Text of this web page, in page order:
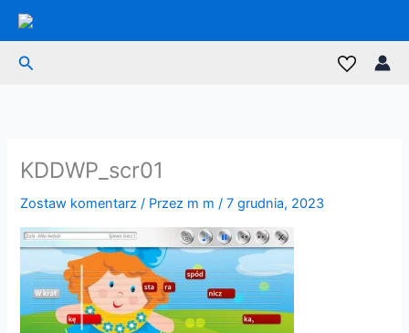
Przejdź
treściSzukaj
KDDWP_scr01
Zostaw komentarz / Przez m m/7 grudnia, 2023